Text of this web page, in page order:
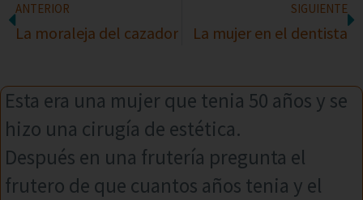
ANTERIOR
La moraleja del cazador
SIGUIENTE
La mujer en el dentista
Esta era una mujer que tenia 50 años y se
hizo una cirugía de estética.
Después en una frutería pregunta el
frutero de que cuantos años tenia y el